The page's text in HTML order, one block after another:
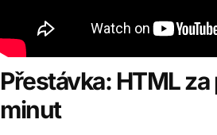
Přestávka: HTML
minut